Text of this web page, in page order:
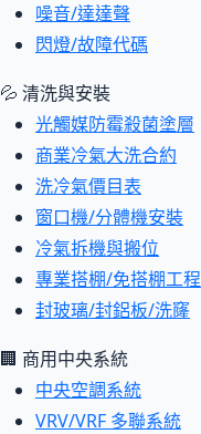
噪音/達達聲
閃燈/故障代碼
💦 清洗與安裝
光觸媒防霉殺菌塗層
商業冷氣大洗合約
洗冷氣價目表
窗口機/分體機安裝
冷氣拆機與搬位
專業搭棚/免搭棚工程
封玻璃/封鋁板/洗窿
🏢 商用中央系統
中央空調系統
VRV/VRF 多聯系統